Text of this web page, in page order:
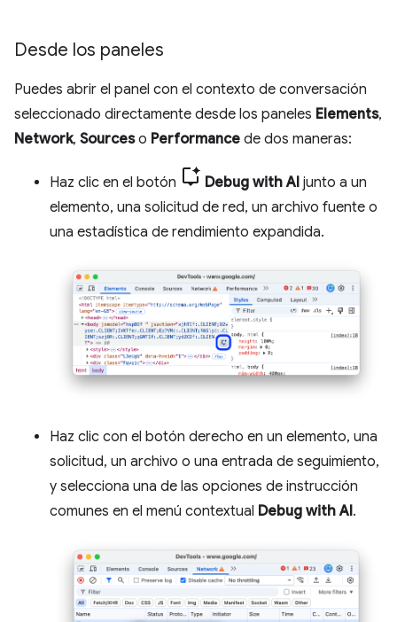
Desde los paneles
Puedes abrir el panel con el contexto de conversación
seleccionado directamente desde los paneles Elements,
Network, Sourceso Performance de dos maneras:
Haz clic en el botón Debug with AI junto a un
elemento, una solicitud de red, un archivo fuente o
una estadística de rendimiento expandida.
Haz clic con el botón derecho en un elemento, una
solicitud, un archivo o una entrada de seguimiento,
y selecciona una de las opciones de instrucción
comunes en el menú contextual Debug with AI.